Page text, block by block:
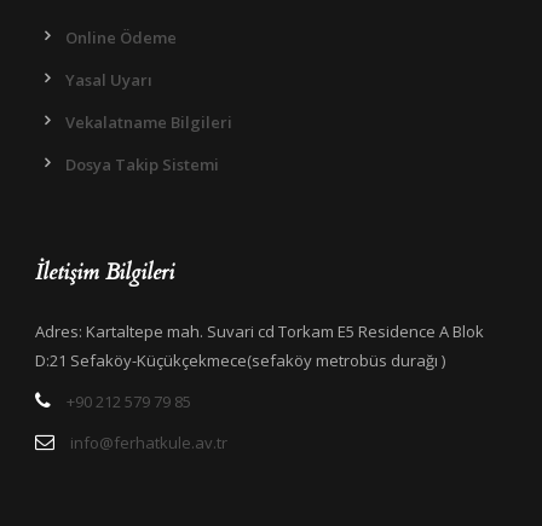
Online Ödeme
Yasal Uyarı
Vekalatname Bilgileri
Dosya Takip Sistemi
İletişim Bilgileri
Adres: Kartaltepe mah. Suvari cd Torkam E5 Residence A Blok
D:21 Sefaköy-Küçükçekmece(sefaköy metrobüs durağı )
+90 212 579 79 85
info@ferhatkule.av.tr